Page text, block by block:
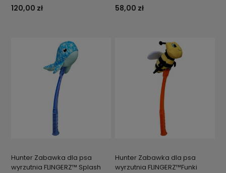
120,00 zł 58,00 zł
Hunter Zabawka dla psa
wyrzutnia FLINGERZ™ Splash
Hunter Zabawka dla psa
wyrzutnia FLINGERZ™Funki